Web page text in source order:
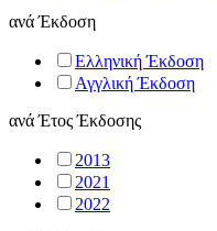
ανάΈκδοση
Ελληνική Έκδοση
Αγγλική Έκδοση
ανάΈτος Έκδοσης
2013
2021
2022